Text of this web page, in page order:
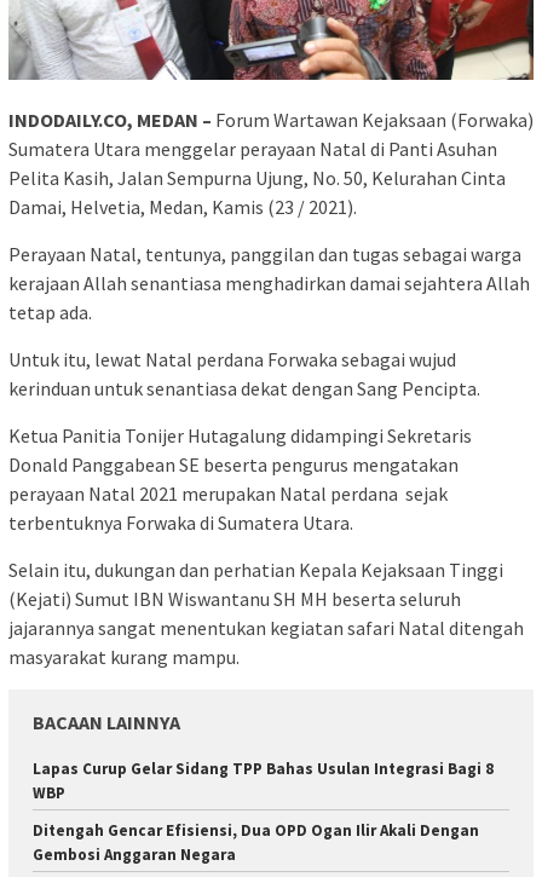
INDODAILY.CO, MEDAN – Forum Wartawan Kejaksaan (Forwaka)
Sumatera Utara menggelar perayaan Natal di Panti Asuhan
Pelita Kasih, Jalan Sempurna Ujung, No. 50, Kelurahan Cinta
Damai, Helvetia, Medan, Kamis (23 / 2021).
Perayaan Natal, tentunya, panggilan dan tugas sebagai warga
kerajaan Allah senantiasa menghadirkan damai sejahtera Allah
tetap ada.
Untuk itu, lewat Natal perdana Forwaka sebagai wujud
kerinduan untuk senantiasa dekat dengan Sang Pencipta.
Ketua Panitia Tonijer Hutagalung didampingi Sekretaris
Donald Panggabean SE beserta pengurus mengatakan
perayaan Natal 2021 merupakan Natal perdana sejak
terbentuknya Forwaka di Sumatera Utara.
Selain itu, dukungan dan perhatian Kepala Kejaksaan Tinggi
(Kejati) Sumut IBN Wiswantanu SH MH beserta seluruh
jajarannya sangat menentukan kegiatan safari Natal ditengah
masyarakat kurang mampu.
BACAAN LAINNYA
Lapas Curup Gelar Sidang TPP Bahas Usulan Integrasi Bagi 8
WBP
Ditengah Gencar Efisiensi, Dua OPD Ogan Ilir Akali Dengan
Gembosi Anggaran Negara